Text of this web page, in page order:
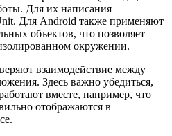
Для их написания
Для Android также применяют
объектов, что позволяет
окружении.
взаимодействие между
Здесь важно убедиться,
вместе, например, что
отображаются в